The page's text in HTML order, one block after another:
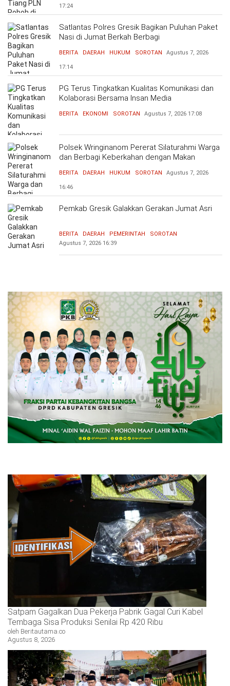
17:24
Satlantas Polres Gresik Bagikan Puluhan Paket
Nasi di Jumat Berkah Berbagi
BERITA DAERAH HUKUM SOROTAN Agustus 7, 2026
17:14
PG Terus Tingkatkan Kualitas Komunikasi dan
Kolaborasi Bersama Insan Media
BERITA EKONOMI SOROTAN Agustus 7, 2026 17:08
Polsek Wringinanom Pererat Silaturahmi Warga
dan Berbagi Keberkahan dengan Makan
BERITA DAERAH HUKUM SOROTAN Agustus 7, 2026
16:46
Pemkab Gresik Galakkan Gerakan Jumat Asri
BERITA DAERAH PEMERINTAH
SOROTAN
Agustus 7, 2026 16:39
Satpam Gagalkan Dua Pekerja Pabrik Gagal Curi Kabel
Tembaga Sisa Produksi Senilai Rp 420 Ribu
oleh Beritautama.co
Agustus 8, 2026